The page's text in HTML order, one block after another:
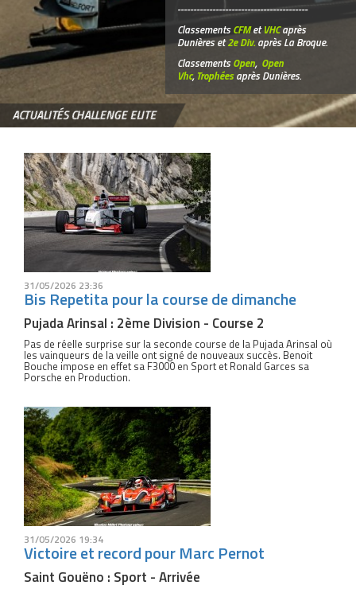
-----------------------------------------
ClassementsCFMetVHCaprès
Dunières et2e Div. après La Broque.
ClassementsOpen, Open
Vhc, Trophéesaprès Dunières.
ACTUALITÉS CHALLENGE ELITE
31/05/2026 23:36
Bis Repetita pour la course de dimanche
Pujada Arinsal : 2ème Division - Course 2
Pas de réelle surprise sur la seconde course de la Pujada Arinsal où
les vainqueurs de la veille ont signé de nouveaux succès. Benoit
Bouche impose en effet sa F3000 en Sport et Ronald Garces sa
Porsche en Production.
31/05/2026 19:34
Victoire et record pour Marc Pernot
Saint Gouëno : Sport - Arrivée